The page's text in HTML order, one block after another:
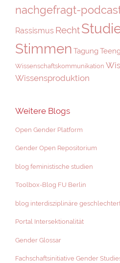
nachgefragt-
Rassismus Recht
Stimmen Tagung
Wissenschaftskommunikation
Wissensproduktion
Weitere Blogs
Open Gender Platform
Gender Open Repositorium
blog feministische studien
Toolbox-Blog FU Berlin
blog interdisziplinäre
Portal Intersektionalität
Gender Glossar
Fachschaftsinitiative Gender